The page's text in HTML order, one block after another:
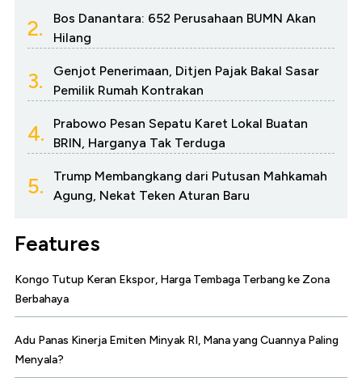
2.
Bos Danantara: 652 Perusahaan BUMN Akan
Hilang
3.
Genjot Penerimaan, Ditjen Pajak Bakal Sasar
Pemilik Rumah Kontrakan
4.
Prabowo Pesan Sepatu Karet Lokal Buatan
BRIN, Harganya Tak Terduga
5.
Trump Membangkang dari Putusan Mahkamah
Agung, Nekat Teken Aturan Baru
Features
Kongo Tutup Keran Ekspor, Harga Tembaga Terbang ke Zona
Berbahaya
Adu Panas Kinerja Emiten Minyak RI, Mana yang Cuannya Paling
Menyala?